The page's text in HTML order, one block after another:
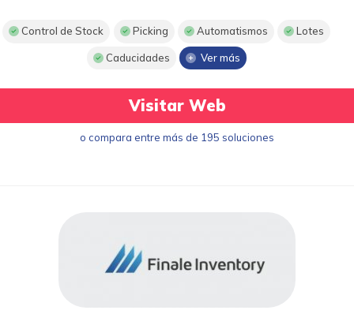
Control de Stock Picking Automatismos Lotes
Caducidades Ver más
Visitar Web
o compara entre más de 195 soluciones